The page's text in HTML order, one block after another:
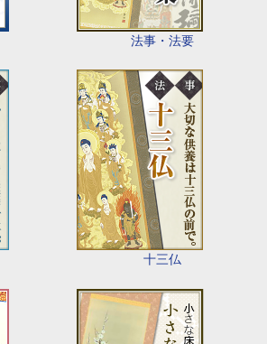
法事・法要
十三仏